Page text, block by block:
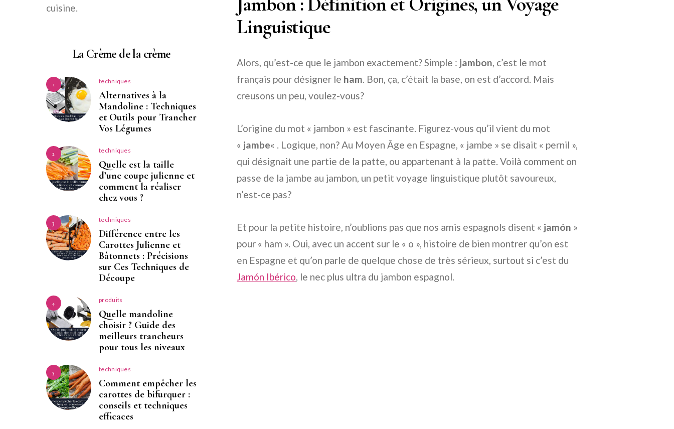
Linguistique
Alors, qu’est-ce que le jambon exactement? Simple : jambon, c’est le mot
français pour désigner le ham. Bon, ça, c’était la base, on est d’accord. Mais
creusons un peu, voulez-vous?
L’origine du mot « jambon » est fascinante. Figurez-vous qu’il vient du mot
« jambe« . Logique, non? Au Moyen Âge en Espagne, « jambe » se disait « pernil »,
qui désignait une partie de la patte, ou appartenant à la patte. Voilà comment on
passe de la jambe au jambon, un petit voyage linguistique plutôt savoureux,
n’est-ce pas?
Et pour la petite histoire, n’oublions pas que nos amis espagnols disent « jamón »
pour « ham ». Oui, avec un accent sur le « o », histoire de bien montrer qu’on est
en Espagne et qu’on parle de quelque chose de très sérieux, surtout si c’est du
Jamón Ibérico, le nec plus ultra du jambon espagnol.
cuisine.
La Crème de la crème
1 techniques
Alternatives à la
Mandoline : Techniques
et Outils pour Trancher
Vos Légumes
2 techniques
Quelle est la taille
d’une coupe julienne et
comment la réaliser
chez vous ?
3 techniques
Différence entre les
Carottes Julienne et
Bâtonnets : Précisions
sur Ces Techniques de
Découpe
4 produits
Quelle mandoline
choisir ? Guide des
meilleurs trancheurs
pour tous les niveaux
5 techniques
Comment empêcher les
carottes de bifurquer :
conseils et techniques
efficaces